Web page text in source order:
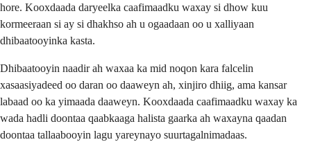
hore. Kooxdaada daryeelka caafimaadku waxay si dhow kuu
kormeeraan si ay si dhakhso ah u ogaadaan oo u xalliyaan
dhibaatooyinka kasta.
Dhibaatooyin naadir ah waxaa ka mid noqon kara falcelin
xasaasiyadeed oo daran oo daaweyn ah, xinjiro dhiig, ama kansar
labaad oo ka yimaada daaweyn. Kooxdaada caafimaadku waxay ka
wada hadli doontaa qaabkaaga halista gaarka ah waxayna qaadan
doontaa tallaabooyin lagu yareynayo suurtagalnimadaas.